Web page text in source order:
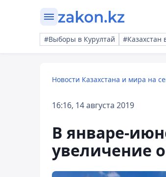
#Выборы в Курултай #Казахстан
Новости Казахстана и мира на
16:16, 14 августа 2019
В январе-
увеличение